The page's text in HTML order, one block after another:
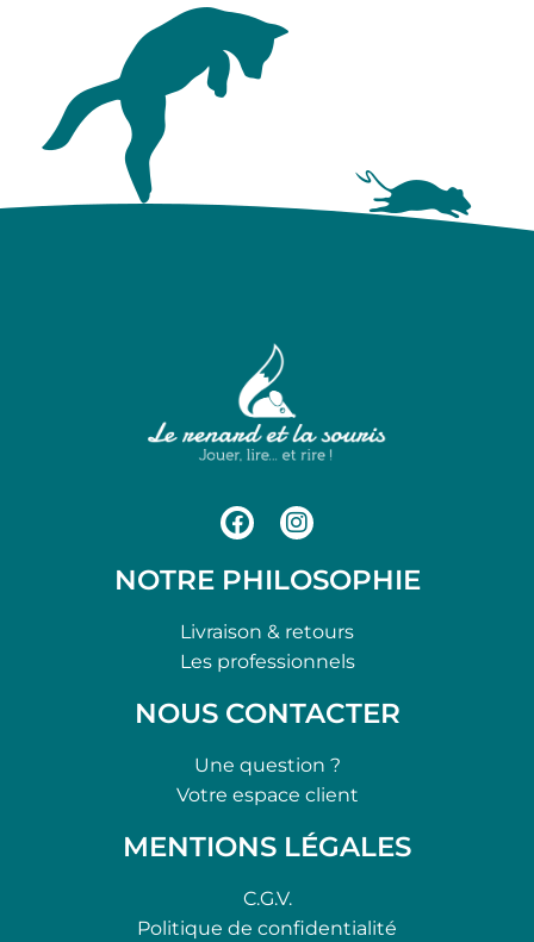
NOTRE PHILOSOPHIE
Livraison & retours
Les professionnels
NOUS CONTACTER
Une question ?
Votre espace client
MENTIONS LÉGALES
C.G.V.
Politique de confidentialité